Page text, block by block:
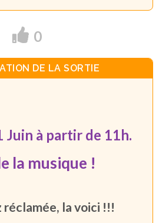
0
DE LA SORTIE
Juin à partir de 11h.
la musique !
réclamée, la voici !!!